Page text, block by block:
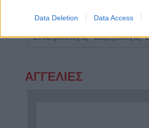
Data Deletion Data Access
Ειδικός Ενδοκρινολόγος - Διαβητολόγος 'Χριστίνα Γ. Σακκά'
ΑΓΓΕΛΙΕΣ